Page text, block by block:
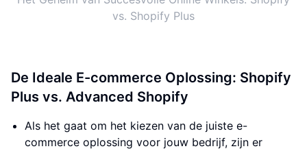
vs. Shopify Plus
De Ideale E-commerce Oplossing: Shopify
Plus vs. Advanced Shopify
Als het gaat om het kiezen van de juiste e-
commerce oplossing voor jouw bedrijf, zijn er